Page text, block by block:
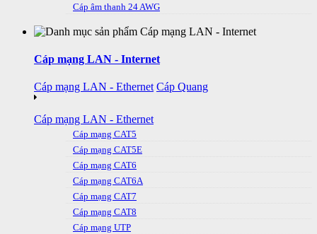
Cáp âm thanh 24 AWG
Cáp mạng LAN - Internet
Cáp mạng LAN - Ethernet Cáp Quang
Cáp mạng LAN - Ethernet
Cáp mạng CAT5
Cáp mạng CAT5E
Cáp mạng CAT6
Cáp mạng CAT6A
Cáp mạng CAT7
Cáp mạng CAT8
Cáp mạng UTP